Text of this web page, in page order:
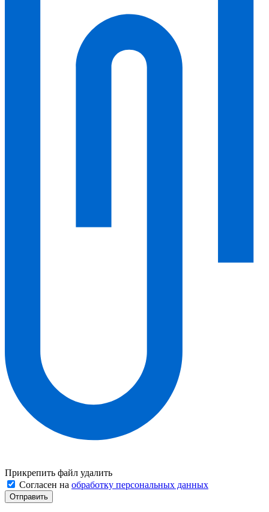
Прикрепить файл удалить
Согласен на обработку персональных данных